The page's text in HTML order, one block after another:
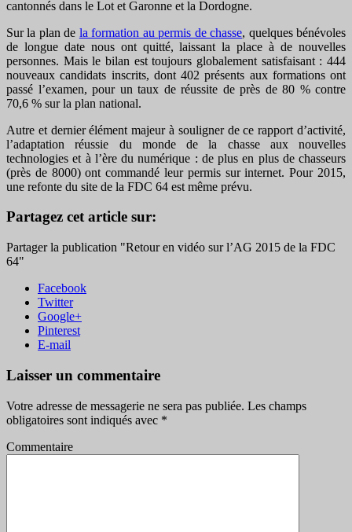
cantonnés dans le Lot et Garonne et la Dordogne.
Sur la plan de la formation au permis de chasse, quelques bénévoles
de longue date nous ont quitté, laissant la place à de nouvelles
personnes. Mais le bilan est toujours globalement satisfaisant : 444
nouveaux candidats inscrits, dont 402 présents aux formations ont
passé l’examen, pour un taux de réussite de près de 80 % contre
70,6 % sur la plan national.
Autre et dernier élément majeur à souligner de ce rapport d’activité,
l’adaptation réussie du monde de la chasse aux nouvelles
technologies et à l’ère du numérique : de plus en plus de chasseurs
(près de 8000) ont commandé leur permis sur internet. Pour 2015,
une refonte du site de la FDC 64 est même prévu.
Partagez cet article sur:
Partager la publication "Retour en vidéo sur l’AG 2015 de la FDC
64"
Facebook
Twitter
Google+
Pinterest
E-mail
Laisser un commentaire
Votre adresse de messagerie ne sera pas publiée. Les champs
obligatoires sont indiqués avec *
Commentaire